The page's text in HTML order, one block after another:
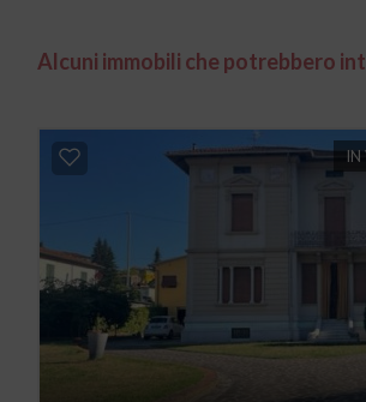
Alcuni immobili che potrebbero
IN